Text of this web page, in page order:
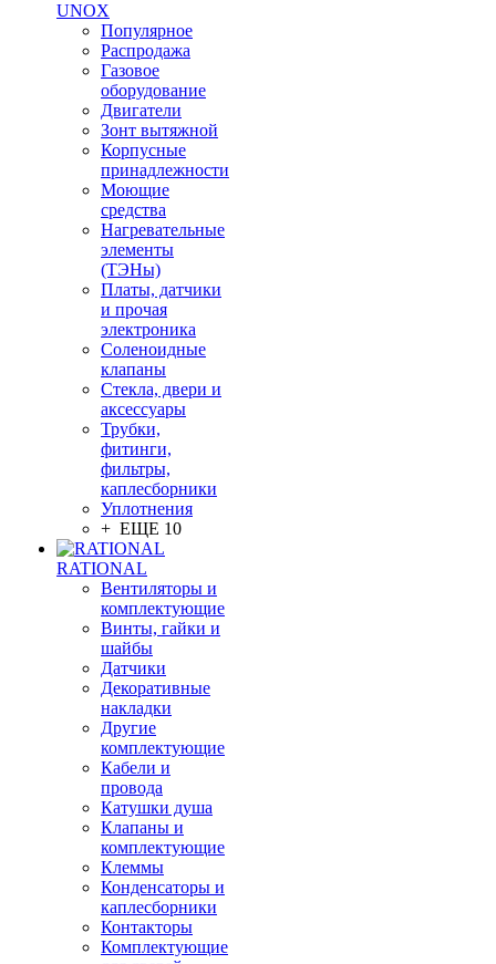
UNOX
Популярное
Распродажа
Газовое
оборудование
Двигатели
Зонт вытяжной
Корпусные
принадлежности
Моющие
средства
Нагревательные
элементы
(ТЭНы)
Платы, датчики
и прочая
электроника
Соленоидные
клапаны
Стекла, двери и
аксессуары
Трубки,
фитинги,
фильтры,
каплесборники
Уплотнения
+ ЕЩЕ 10
RATIONAL
Вентиляторы и
комплектующие
Винты, гайки и
шайбы
Датчики
Декоративные
накладки
Другие
комплектующие
Кабели и
провода
Катушки душа
Клапаны и
комплектующие
Клеммы
Конденсаторы и
каплесборники
Контакторы
Комплектующие